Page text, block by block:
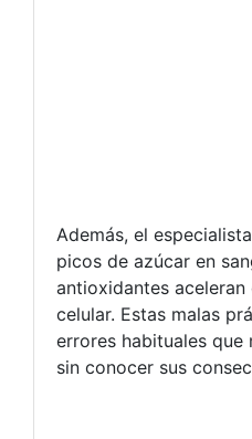
Además, el
picos de azúcar en
antioxidantes aceleran
celular. Estas malas
errores habituales que
sin conocer sus